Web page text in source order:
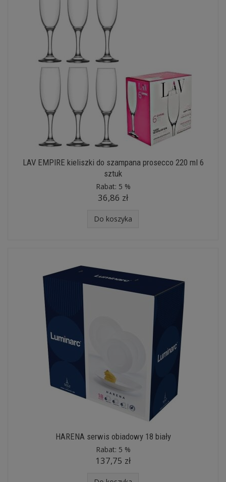
LAV EMPIRE kieliszki do szampana prosecco 220 ml 6
sztuk
Rabat: 5 %
36,86 zł
Do koszyka
HARENA serwis obiadowy 18 biały
Rabat: 5 %
137,75 zł